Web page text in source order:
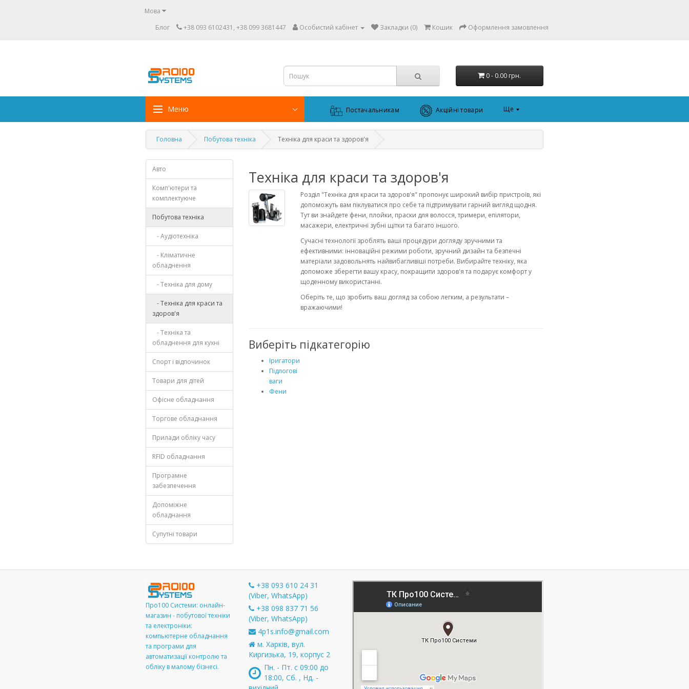
Мова
Блог
+38 093 6102431, +38 099 3681447 Особистий кабінет Закладки (0) Кошик Оформлення замовлення
0 - 0.00 грн.
Меню Постачальникам Акційні товари Ще
Головна Побутова техніка Техніка для краси та здоров'я
Авто
Комп'ютери та
комплектуюче
Побутова техніка
- Аудіотехніка
- Кліматичне
обладнення
- Техніка для дому
- Техніка для краси та
здоров'я
- Техніка та
обладнення для кухні
Спорт і відпочинок
Товари для дітей
Офісне обладнання
Торгове обладнання
Прилади обліку часу
RFID обладнання
Програмне
забезпечення
Допоміжне
обладнання
Супутні товари
Техніка для краси та здоров'я
Розділ "Техніка для краси та здоров'я" пропонує широкий вибір пристроїв, які
допоможуть вам піклуватися про себе та підтримувати гарний вигляд щодня.
Тут ви знайдете фени, плойки, праски для волосся, тримери, епілятори,
масажери, електричні зубні щітки та багато іншого.
Сучасні технології зроблять ваші процедури догляду зручними та
ефективними: інноваційні режими роботи, зручний дизайн та безпечні
матеріали задовольнять найвибагливіші потреби. Вибирайте техніку, яка
допоможе зберегти вашу красу, покращити здоров'я та подарує комфорт у
щоденному використанні.
Оберіть те, що зробить ваш догляд за собою легким, а результати –
вражаючими!
Виберіть підкатегорію
Іригатори
Підлогові
ваги
Фени
Про100 Системи: онлайн-
магазин - побутової техніки
та електроніки:
компьютерне обладнання
та програми для
автоматизації контролю та
обліку в малому бізнесі.
+38 093 610 24 31
(Viber, WhatsApp)
+38 098 837 71 56
(Viber, WhatsApp)
4p1s.info@gmail.com
м. Харків, вул.
Киргизька, 19, корпус 2
Пн. - Пт. с 09:00 до
18:00, Сб. , Нд. -